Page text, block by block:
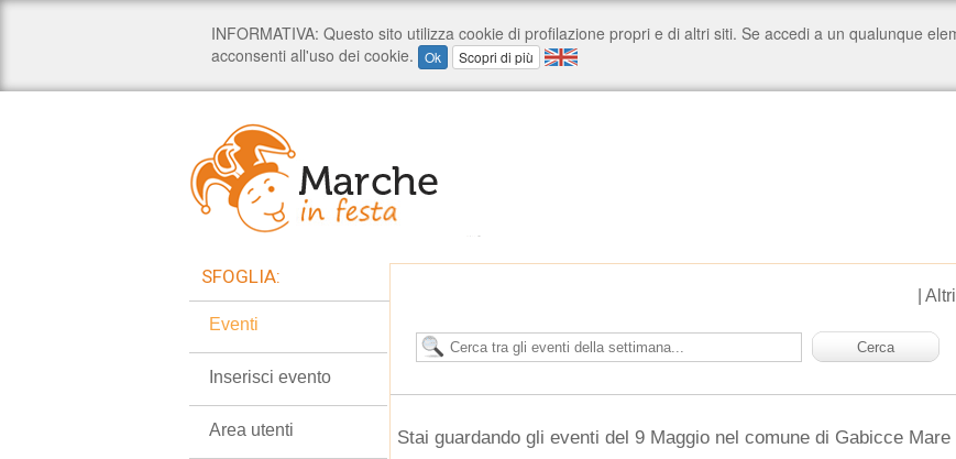
Altri
Stai guardando gli eventi del 9 Maggio nel comune di Gabicce Mare
SFOGLIA:
Eventi
Inserisci evento
Area utenti